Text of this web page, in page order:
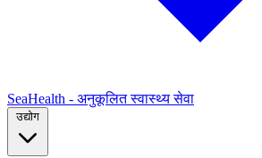
SeaHealth - अनुकूलित स्वास्थ्य सेवा